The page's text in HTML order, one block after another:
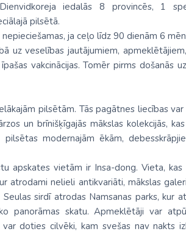
iedalās 8 provincēs, 1
pilsētā.
ja ceļo līdz 90 dienām 6
uz veselības jautājumiem,
vakcinācijas. Tomēr pirms došanās
pilsētām. Tās pagātnes liecības
un brīnišķīgajās mākslas kolekcijās,
modernajām ēkām,
apskates vietām ir Insa-dong. Vieta,
atrodami nelieli antikvariāti, mākslas
sirdī atrodas Namsanas parks, kur
panorāmas skatu. Apmeklētāji var
doties cilvēki, kam svešas nav nakts